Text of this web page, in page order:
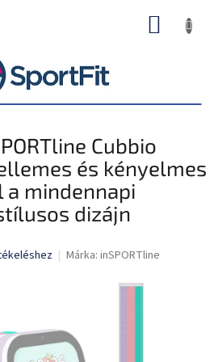
KOSÁR
Cubbio
és kényelmes
mindennapi
dizájn
Márka: inSPORTline